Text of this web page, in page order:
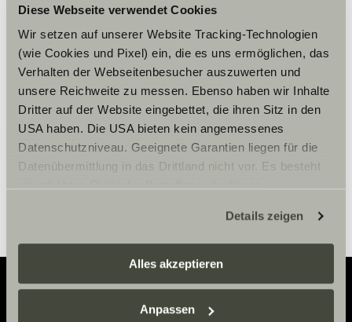
Diese Webseite verwendet Cookies
Wir setzen auf unserer Website Tracking-Technologien
(wie Cookies und Pixel) ein, die es uns ermöglichen, das
Verhalten der Webseitenbesucher auszuwerten und
unsere Reichweite zu messen. Ebenso haben wir Inhalte
Dritter auf der Website eingebettet, die ihren Sitz in den
USA haben. Die USA bieten kein angemessenes
Datenschutzniveau. Geeignete Garantien liegen für die
Datenübermittlung in das Drittland nicht vor. Es besteht
zustehen. Eingesetzte Dienstleister können Daten für
eigene Zwecke verarbeiten und mit anderen Daten
zusammenführen. Weitere Informationen finden Sie hier:
Datenschutzerklärung
einzelne Cookies/Dienste in den Einstellungen aus,
Details zeigen
Alles akzeptieren
Anpassen
Accepteer marketing-cookies om
de tour te bekijken.
Cookie-instellingen